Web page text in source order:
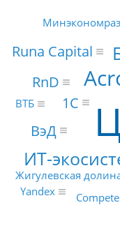
ИТ-
1С
Runa Capital
RnD
ВэД
Жигулевская
Yandex
ВТБ